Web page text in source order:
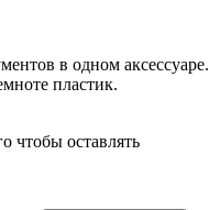
в одном аксессуаре.
пластик.
чтобы оставлять